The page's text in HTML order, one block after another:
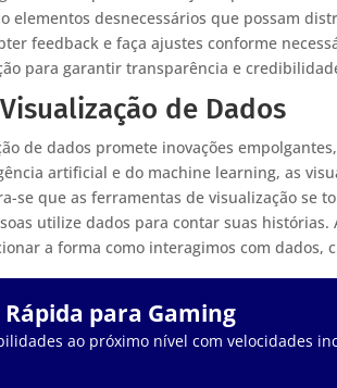
elementos desnecessários que possam
feedback e faça ajustes conforme
para garantir transparência e
de Dados
de dados promete inovações
artificial e do machine learning, as
se que as ferramentas de visualização se
utilize dados para contar suas
a forma como interagimos com dados,
Rápida para Gaming
ao próximo nível com velocidades